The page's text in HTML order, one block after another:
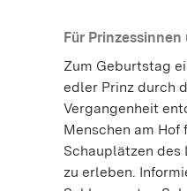
Für Prinzessinnen
Zum Geburtstag
edler Prinz durch
Vergangenheit
Menschen am Hof
Schauplätzen des
zu erleben.